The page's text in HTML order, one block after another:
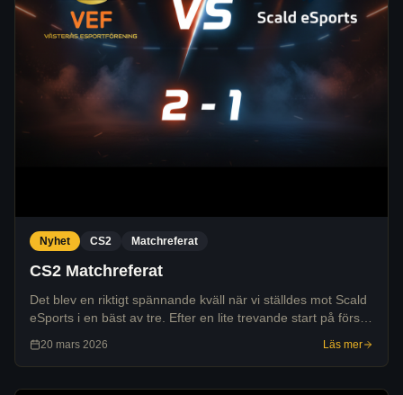
Nyhet CS2 Matchreferat
CS2 Matchreferat
Det blev en riktigt spännande kväll när vi ställdes mot Scald
eSports i en bäst av tre. Efter en lite trevande start på första
efter tre spelad
20 mars 2026 Läs mer